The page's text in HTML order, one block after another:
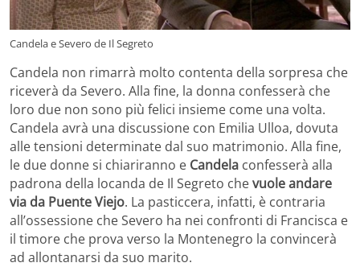
Candela e Severo de Il Segreto
Candela non rimarrà molto contenta della sorpresa che
riceverà da Severo. Alla fine, la donna confesserà che
loro due non sono più felici insieme come una volta.
Candela avrà una discussione con Emilia Ulloa, dovuta
alle tensioni determinate dal suo matrimonio. Alla fine,
le due donne si chiariranno e Candela confesserà alla
padrona della locanda de Il Segreto chevuole andare
via da Puente Viejo. La pasticcera, infatti, è contraria
all’ossessione che Severo ha nei confronti di Francisca e
il timore che prova verso la Montenegro la convincerà
ad allontanarsi da suo marito.